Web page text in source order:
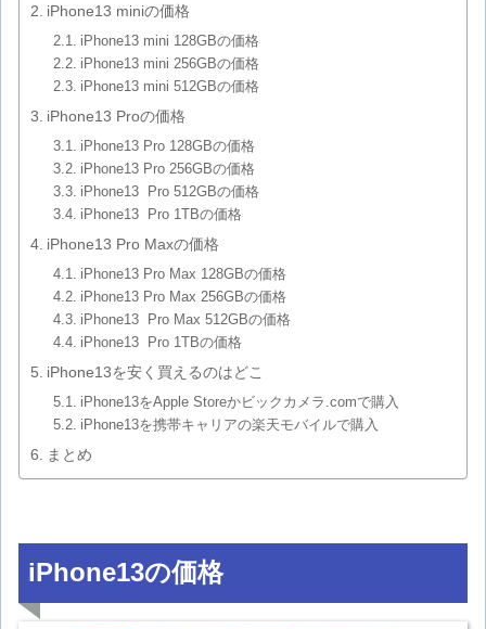
iPhone13 miniの価格
iPhone13 mini 128GBの価格
iPhone13 mini 256GBの価格
iPhone13 mini 512GBの価格
iPhone13 Proの価格
iPhone13 Pro 128GBの価格
iPhone13 Pro 256GBの価格
iPhone13 Pro 512GBの価格
iPhone13 Pro 1TBの価格
iPhone13 Pro Maxの価格
iPhone13 Pro Max 128GBの価格
iPhone13 Pro Max 256GBの価格
iPhone13 Pro Max 512GBの価格
iPhone13 Pro 1TBの価格
iPhone13を安く買えるのはどこ
iPhone13をApple Storeかビックカメラ.comで購入
iPhone13を携帯キャリアの楽天モバイルで購入
まとめ
iPhone13の価格